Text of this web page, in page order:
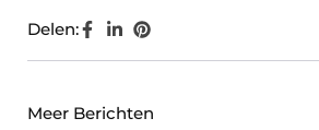
Delen:
Meer Berichten